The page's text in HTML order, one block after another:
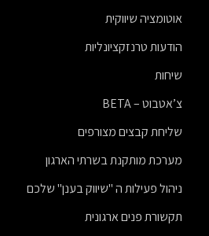
אוטומציה שיווקית
הודעות טרנזקציונליות
שיחות
צ’אטבוט – BETA
שליחת קבצים מצורפים
מערכת מותקנת בשרתי הארגון
ניהול פעילות ה "שיווק בענן" שלכם
תקשורת פנים ארגונית